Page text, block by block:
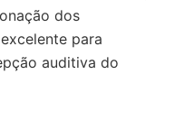
dos
para
auditiva do